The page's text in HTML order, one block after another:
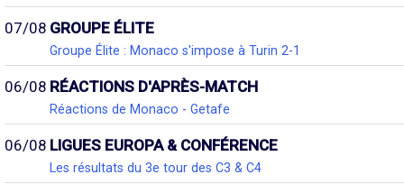
07/08 GROUPE ÉLITE
Groupe Élite : Monaco s'impose à Turin 2-1
06/08 RÉACTIONS D'APRÈS-MATCH
Réactions de Monaco - Getafe
06/08 LIGUES EUROPA & CONFÉRENCE
Les résultats du 3e tour des C3 & C4